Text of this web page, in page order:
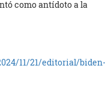
como antídoto a la
11/21/editorial/biden-